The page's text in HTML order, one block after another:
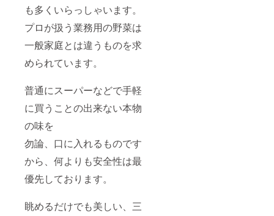
も多くいらっしゃいます。
プロが扱う業務用の野菜は
一般家庭とは違うものを求
められています。
普通にスーパーなどで手軽
に買うことの出来ない本物
の味を
勿論、口に入れるものです
から、何よりも安全性は最
優先しております。
眺めるだけでも美しい、三